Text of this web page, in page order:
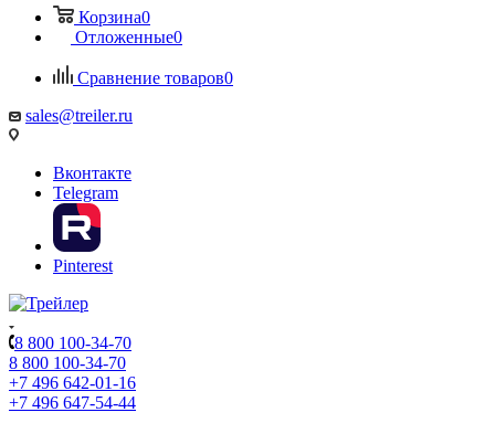
Корзина0
Отложенные0
Сравнение товаров0
sales@treiler.ru
Вконтакте
Telegram
Pinterest
8 800 100-34-70
8 800 100-34-70
+7 496 642-01-16
+7 496 647-54-44